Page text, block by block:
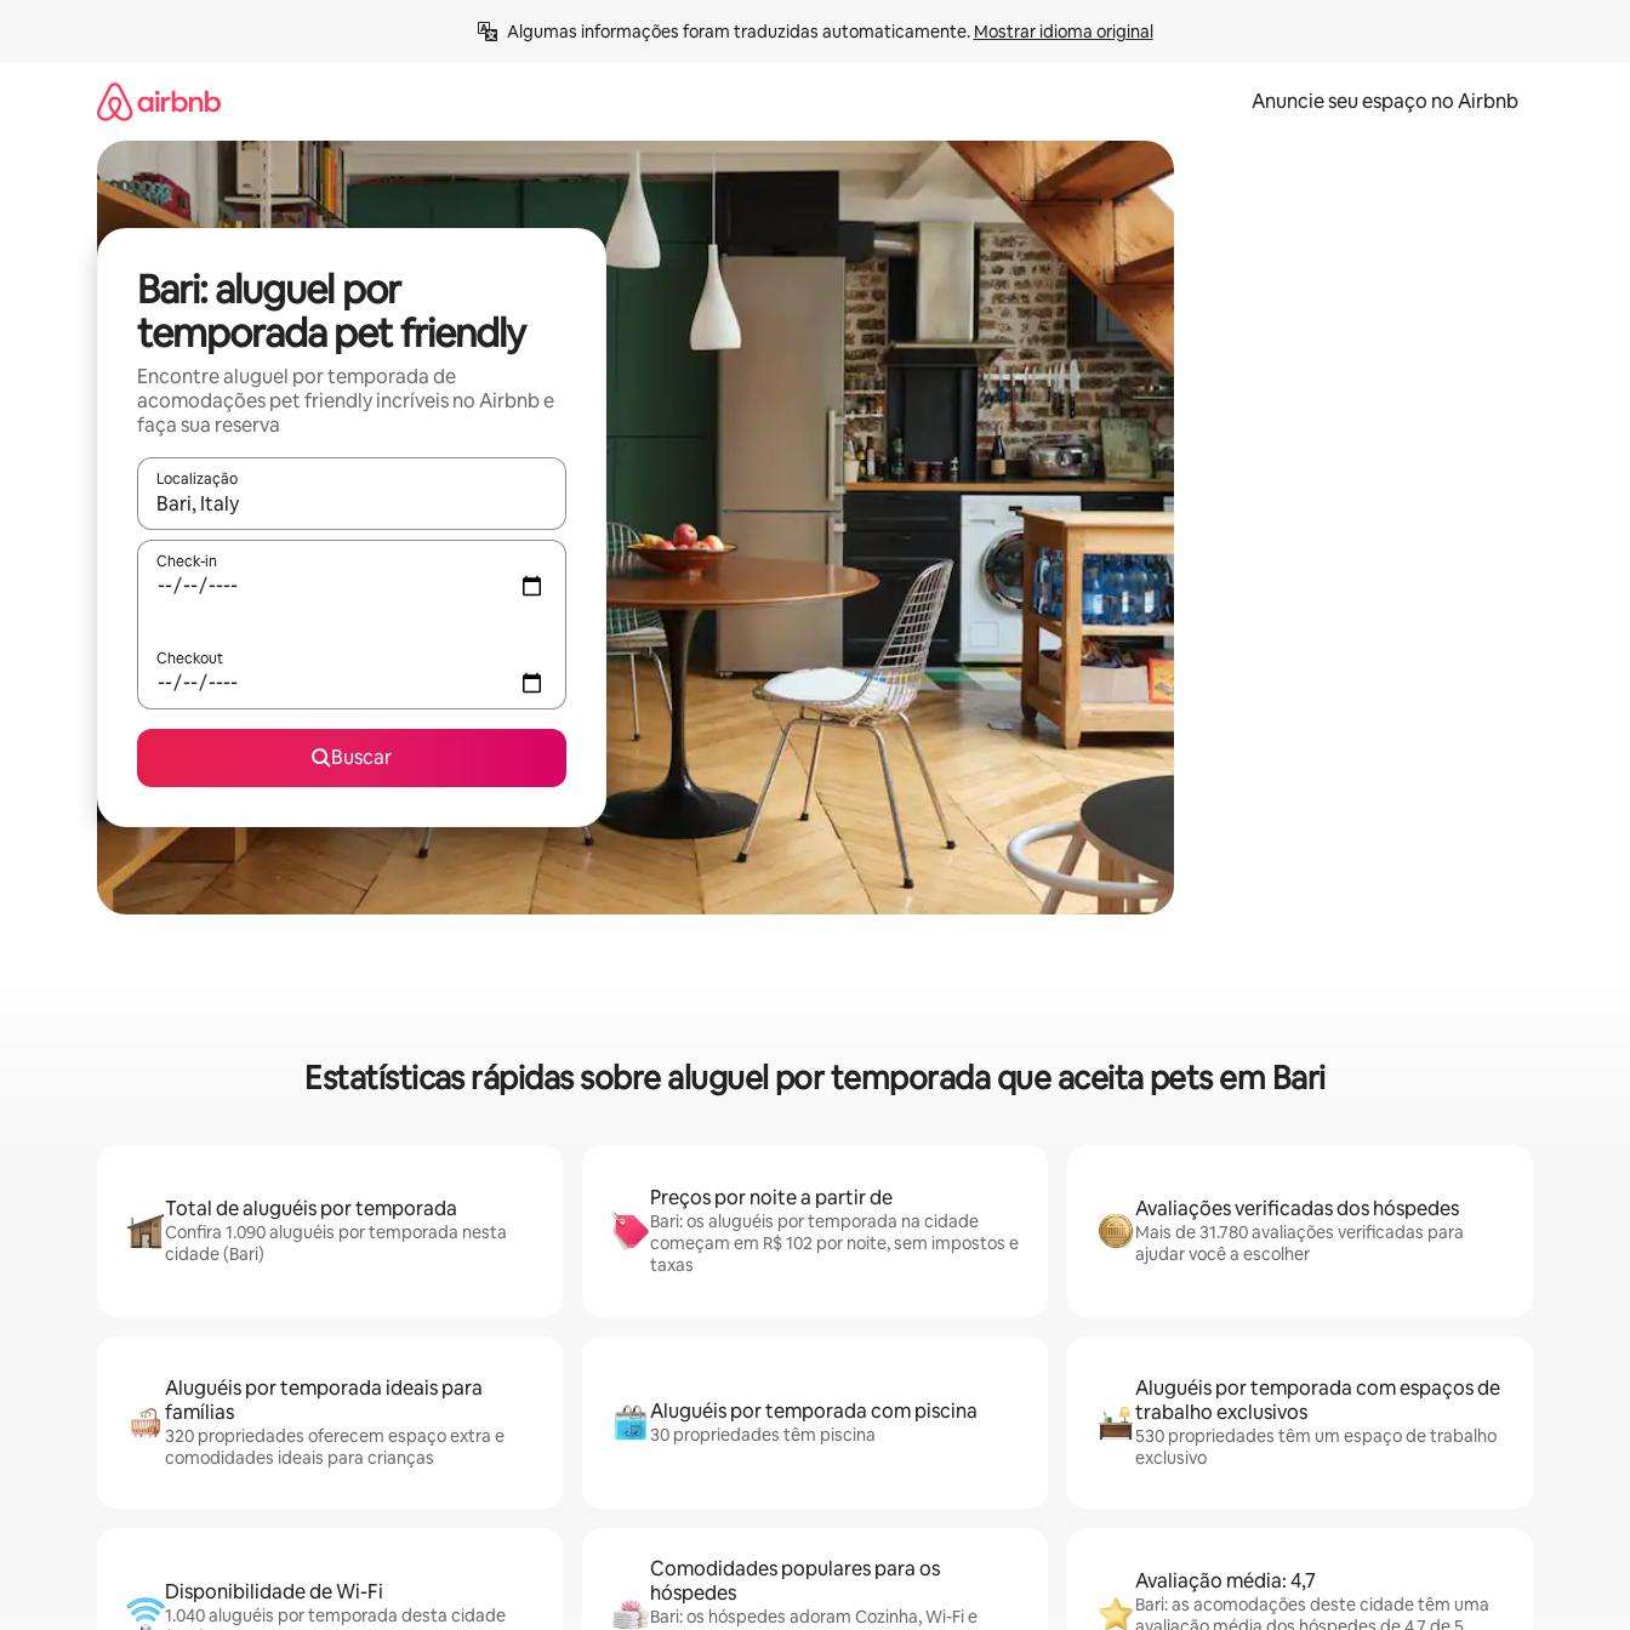
Algumas informações foram traduzidas automaticamente. Mostrar idioma original
Anuncie seu espaço no Airbnb
Bari: aluguel por
temporada pet friendly
Encontre aluguel por temporada de
acomodações pet friendly incríveis no Airbnb e
faça sua reserva
Localização
Quando os resultados estiverem disponíveis, explore-os usando as seta para cima e para baixo do teclado ou tocando e deslizando o dedo na tela.
Check-in
Checkout
Buscar
Estatísticas rápidas sobre aluguel por temporada que aceita pets em Bari
Total de aluguéis por temporada
Confira 1.090 aluguéis por temporada nesta
cidade (Bari)
Preços por noite a partir de
Bari: os aluguéis por temporada na cidade
começam em R$ 102 por noite, sem impostos e
taxas
Avaliações verificadas dos hóspedes
Mais de 31.780 avaliações verificadas para
ajudar você a escolher
Aluguéis por temporada ideais para
famílias
320 propriedades oferecem espaço extra e
comodidades ideais para crianças
Aluguéis por temporada com piscina
30 propriedades têm piscina
Aluguéis por temporada com espaços de
trabalho exclusivos
530 propriedades têm um espaço de trabalho
exclusivo
Disponibilidade de Wi-Fi
1.040 aluguéis por temporada desta cidade
Comodidades populares para os
hóspedes
Bari: os hóspedes adoram Cozinha, Wi-Fi e
Avaliação média: 4,7
Bari: as acomodações deste cidade têm uma